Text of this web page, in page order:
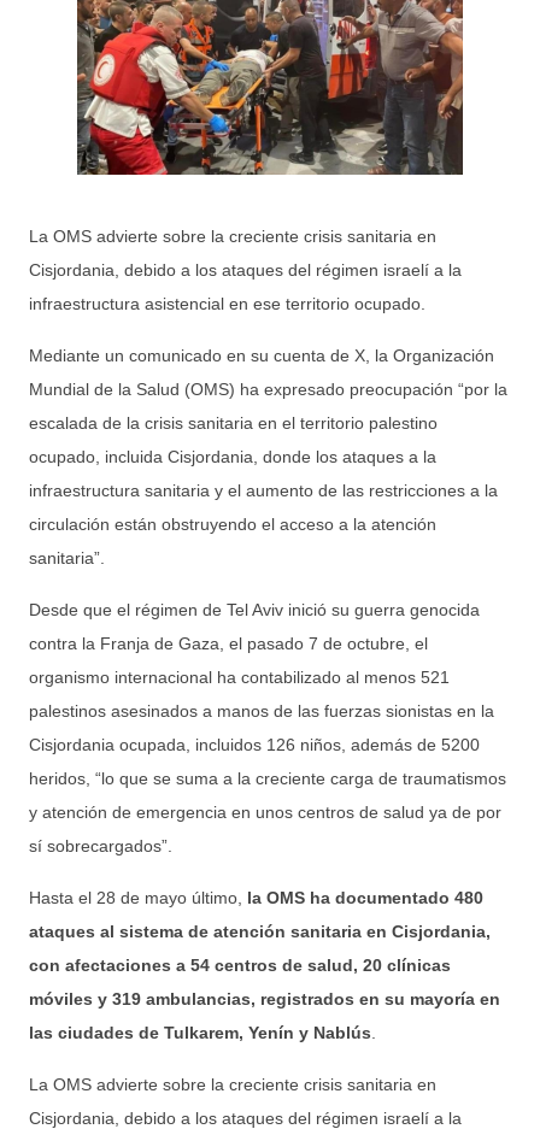
La OMS advierte sobre la creciente crisis sanitaria en
Cisjordania, debido a los ataques del régimen israelí a la
infraestructura asistencial en ese territorio ocupado.
Mediante un comunicado en su cuenta de X, la Organización
Mundial de la Salud (OMS) ha expresado preocupación “por la
escalada de la crisis sanitaria en el territorio palestino
ocupado, incluida Cisjordania, donde los ataques a la
infraestructura sanitaria y el aumento de las restricciones a la
circulación están obstruyendo el acceso a la atención
sanitaria”.
Desde que el régimen de Tel Aviv inició su guerra genocida
contra la Franja de Gaza, el pasado 7 de octubre, el
organismo internacional ha contabilizado al menos 521
palestinos asesinados a manos de las fuerzas sionistas en la
Cisjordania ocupada, incluidos 126 niños, además de 5200
heridos, “lo que se suma a la creciente carga de traumatismos
y atención de emergencia en unos centros de salud ya de por
sí sobrecargados”.
Hasta el 28 de mayo último, la OMS ha documentado 480
ataques al sistema de atención sanitaria en Cisjordania,
con afectaciones a 54 centros de salud, 20 clínicas
móviles y 319 ambulancias, registrados en su mayoría en
las ciudades de Tulkarem, Yenín y Nablús
La OMS advierte sobre la creciente crisis sanitaria en
Cisjordania, debido a los ataques del régimen israelí a la